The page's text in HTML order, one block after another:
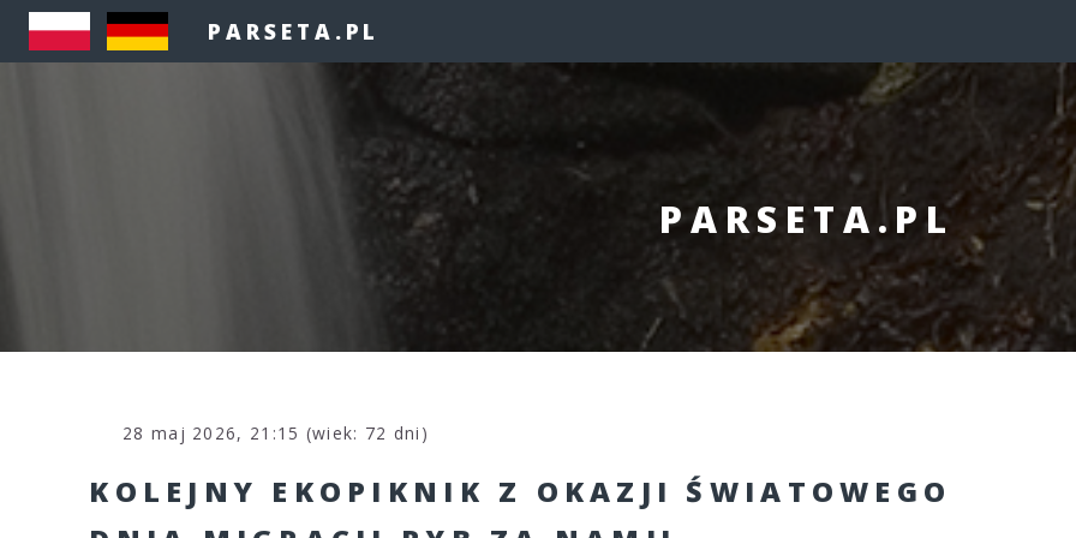
PARSETA.PL
PARSETA.PL
28 maj 2026, 21:15 (wiek: 72 dni)
KOLEJNY EKOPIKNIK Z OKAZJI ŚWIATOWEGO